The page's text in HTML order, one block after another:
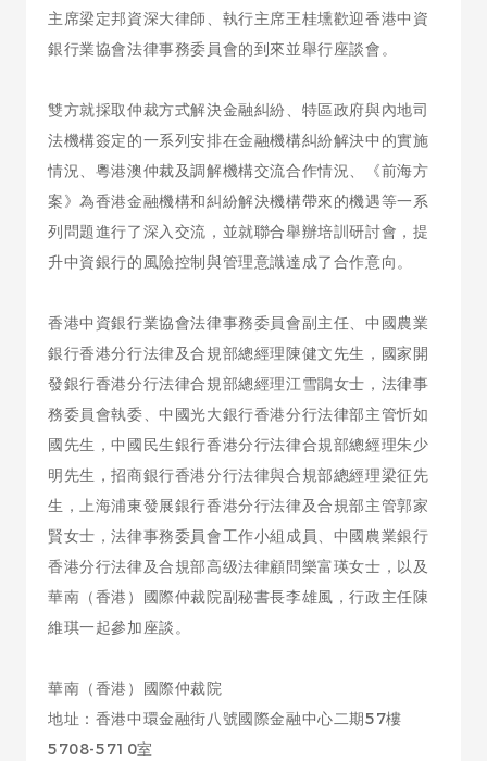
主席梁定邦資深大律師、執行主席王桂壎歡迎香港中資
銀行業協會法律事務委員會的到來並舉行座談會。
雙方就採取仲裁方式解決金融糾紛、特區政府與內地司
法機構簽定的一系列安排在金融機構糾紛解決中的實施
情況、粵港澳仲裁及調解機構交流合作情況、《前海方
案》為香港金融機構和糾紛解決機構帶來的機遇等一系
列問題進行了深入交流，並就聯合舉辦培訓研討會，提
升中資銀行的風險控制與管理意識達成了合作意向。
香港中資銀行業協會法律事務委員會副主任、中國農業
銀行香港分行法律及合規部總經理陳健文先生，國家開
發銀行香港分行法律合規部總經理江雪鵑女士，法律事
務委員會執委、中國光大銀行香港分行法律部主管忻如
國先生，中國民生銀行香港分行法律合規部總經理朱少
明先生，招商銀行香港分行法律與合規部總經理梁征先
生，上海浦東發展銀行香港分行法律及合規部主管郭家
賢女士，法律事務委員會工作小組成員、中國農業銀行
香港分行法律及合規部高级法律顧問樂富瑛女士，以及
華南（香港）國際仲裁院副秘書長李雄風，行政主任陳
維琪一起參加座談。
華南（香港）國際仲裁院
地址：香港中環金融街八號國際金融中心二期57樓
5708-5710室